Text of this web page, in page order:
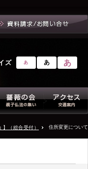
ズ あ あ あ
（総合受付） 住所変更について